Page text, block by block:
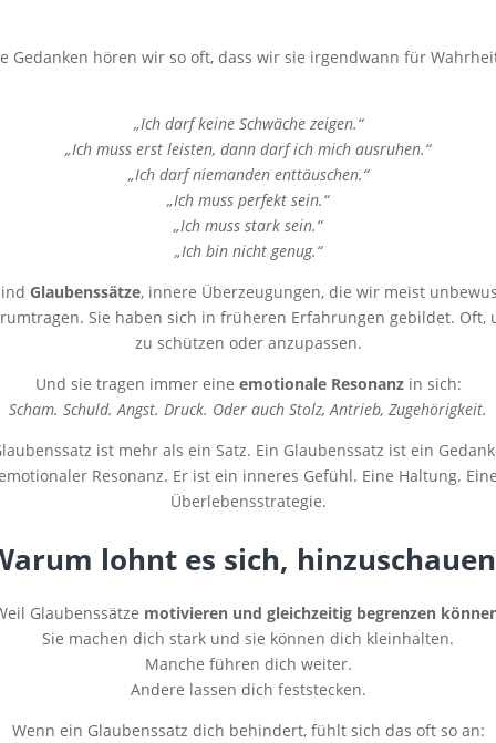
Gedanken hören wir so oft, dass wir sie irgendwann für
„Ich darf keine Schwäche zeigen.“
„Ich muss erst leisten, dann darf ich mich ausruhen.“
„Ich darf niemanden enttäuschen.“
„Ich muss perfekt sein.“
„Ich muss stark sein.“
„Ich bin nicht genug.“
Glaubenssätze, innere Überzeugungen, die wir meist
Sie haben sich in früheren Erfahrungen gebildet. Oft,
zu schützen oder anzupassen.
Und sie tragen immer eine emotionale Resonanzin sich:
Scham. Schuld. Angst. Druck. Oder auch Stolz, Antrieb, Zugehörigkeit.
ist mehr als ein Satz. Ein Glaubenssatz ist ein
Resonanz. Er ist ein inneres Gefühl. Eine Haltung. Eine
Überlebensstrategie.
lohnt es sich,
Glaubenssätze motivieren und gleichzeitig begrenzen
Sie machen dich stark und sie können dich kleinhalten.
Manche führen dich weiter.
Andere lassen dich feststecken.
Wenn ein Glaubenssatz dich behindert, fühlt sich das oft so an: